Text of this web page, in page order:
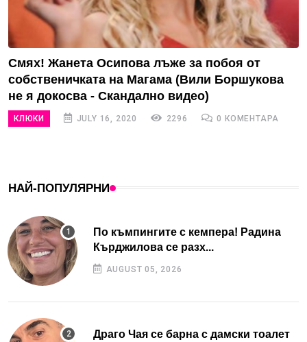
Смях! Жанета Осипова лъже за побоя от
собственичката на Магама (Вили Боршукова
не я докосва - Скандално видео)
КЛЮКИ JULY 16, 2020 2296 0 КОМЕНТАРА
НАЙ-ПОПУЛЯРНИ
По къмпингите с кемпера! Радина
Кърджилова се разх...
AUGUST 05, 2026
Драго Чая се барна с дамски тоалет